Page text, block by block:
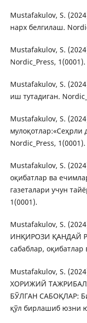
Mustafakulov, S.
нарх белгилаш.
Mustafakulov, S.
Nordic_Press, 1(0001).
Mustafakulov, S.
иш тутадиган.
Mustafakulov, S.
мулоқотлар:«Сеҳрли
Nordic_Press, 1(0001).
Mustafakulov, S.
оқибатлар ва
газеталари учун
1(0001).
Mustafakulov, S.
ИНҚИРОЗИ ҚАНДАЙ
сабаблар,
Mustafakulov, S.
ХОРИЖИЙ
БЎЛГАН САБОҚЛАР:
қўл бирлашиб юзни